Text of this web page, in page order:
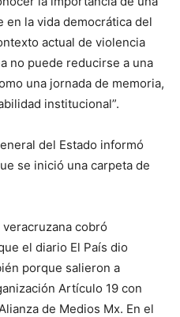
la vida democrática del
actual de violencia
no puede reducirse a una
una jornada de memoria,
institucional”.
del Estado informó
se inició una carpeta de
cobró
el diario El País dio
porque salieron a
Artículo 19 con
de Medios Mx. En el